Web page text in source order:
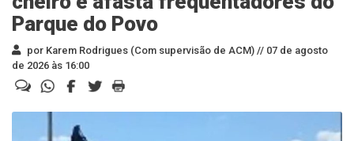
Parque do Povo
por Karem Rodrigues (Com supervisão de ACM) // 07 de agosto
de 2026 às 16:00